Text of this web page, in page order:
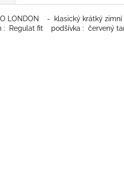
LONDON - klasický krátký zimní
: Regulat fit podšívka : červený